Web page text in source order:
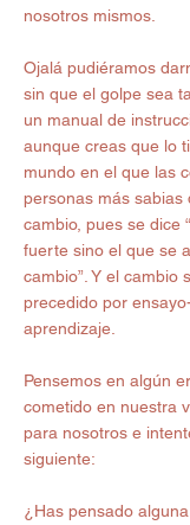
nosotros mismos.
Ojalá pudiéramos
sin que el golpe sea
un manual de
aunque creas que lo
mundo en el que las
personas más sabias
cambio, pues se dice
fuerte sino el que se
cambio”. Y el cambio
precedido por
aprendizaje.
Pensemos en algún
cometido en nuestra
para nosotros e
siguiente:
¿Has pensado